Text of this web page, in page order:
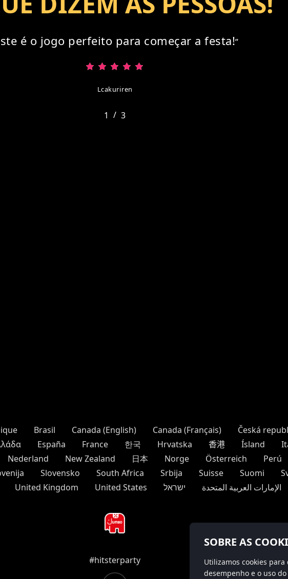
SOBRE AS
Utilizamos cookies
desempenho e o uso
é o jogo perfeito para começar a festa!”
Lcakuriren
1 2 3
/ 3
Brasil Canada (English) Canada (Français) Česká
España France 한국 Hrvatska 香港 Ísland
Nederland New Zealand 日本 Norge Österreich Perú
Slovensko South Africa Srbija Suisse Suomi
United Kingdom United States ישראל الإمارات العربية المتحدة
#hitsterparty